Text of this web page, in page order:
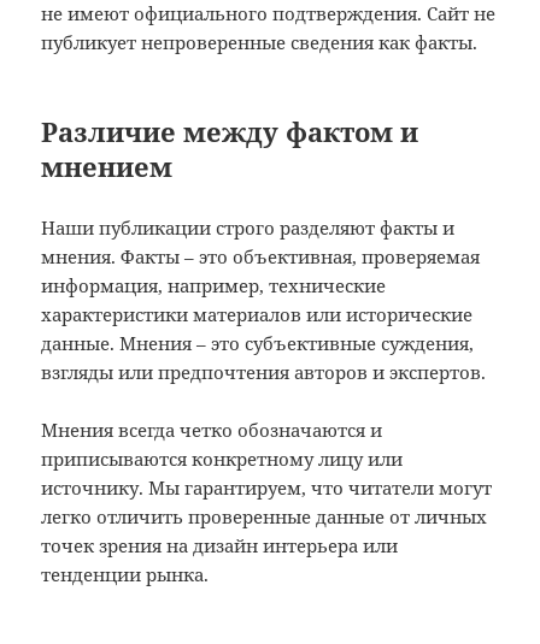
не имеют официального подтверждения. Сайт не
публикует непроверенные сведения как факты.
Различие между фактом и
мнением
Наши публикации строго разделяют факты и
мнения. Факты – это объективная, проверяемая
информация, например, технические
характеристики материалов или исторические
данные. Мнения – это субъективные суждения,
взгляды или предпочтения авторов и экспертов.
Мнения всегда четко обозначаются и
приписываются конкретному лицу или
источнику. Мы гарантируем, что читатели могут
легко отличить проверенные данные от личных
точек зрения на дизайн интерьера или
тенденции рынка.